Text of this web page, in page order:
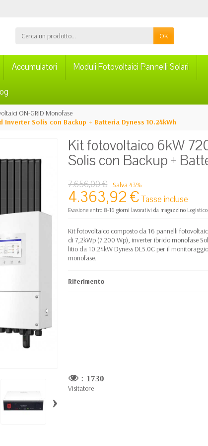
OK
Accumulatori Moduli Fotovoltaici Pannelli Solari
ON-GRID Monofase
Solis con Backup + Batteria Dyness 10.24kWh
›
Kit fotovoltaico 6kW
Solis con Backup +
7.656,00 € Salva 43%
4.363,92 € Tasse incluse
Evasione entro 8-16 giorni lavorativi da magazzino
Kit fotovoltaico composto da 16 pannelli
di 7,2kWp (7.200 Wp), inverter ibrido monofase
litio da 10.24kW Dyness DL5.0C per il
monofase.
Riferimento
: 1730
Visitatore